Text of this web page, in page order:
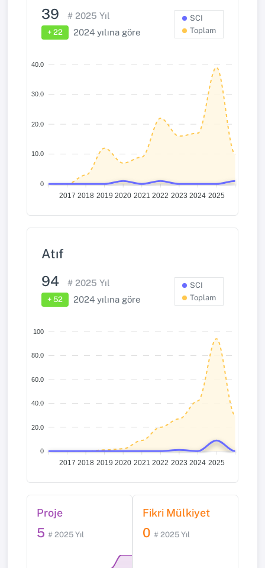
39 # 2025 Yıl
+ 22 2024 yılına göre
SCI
Toplam
40.0
30.0
20.0
10.0
0
2017 2018 2019 2020 2021 2022 2023 2024 2025
Atıf
94 # 2025 Yıl
+ 52 2024 yılına göre
SCI
Toplam
100
80.0
60.0
40.0
20.0
0
2017 2018 2019 2020 2021 2022 2023 2024 2025
Proje
5 # 2025 Yıl
Fikri Mülkiyet
0 # 2025 Yıl